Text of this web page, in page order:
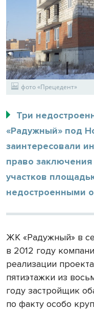
фото «Прецедент»
Три
«Радужный» под
заинтересовали
право заключения
участков
недостроенными
ЖК «Радужный» в
в 2012 году
реализации
пятиэтажки из
году застройщик
по факту особо